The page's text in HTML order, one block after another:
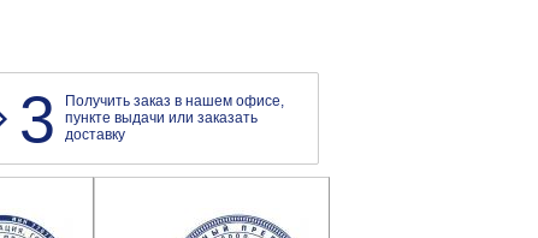
3
Получить заказ в нашем офисе,
пункте выдачи или заказать
доставку